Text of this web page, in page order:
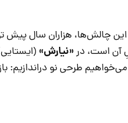
این چالش‌ها، هزاران سال
«نیارش»
طرحی نو دراندازیم: